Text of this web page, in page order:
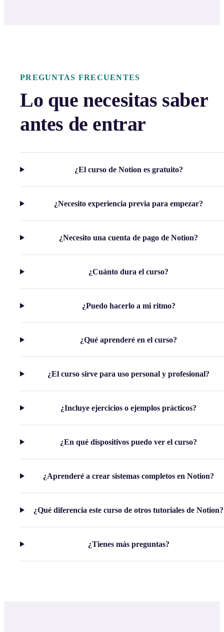
PREGUNTAS FRECUENTES
Lo que necesitas saber
antes de entrar
¿El curso de Notion es gratuito?
¿Necesito experiencia previa para empezar?
¿Necesito una cuenta de pago de Notion?
¿Cuánto dura el curso?
¿Puedo hacerlo a mi ritmo?
¿Qué aprenderé en el curso?
¿El curso sirve para uso personal y profesional?
¿Incluye ejercicios o ejemplos prácticos?
¿En qué dispositivos puedo ver el curso?
¿Aprenderé a crear sistemas completos en Notion?
¿Qué diferencia este curso de otros tutoriales de Notion?
¿Tienes más preguntas?